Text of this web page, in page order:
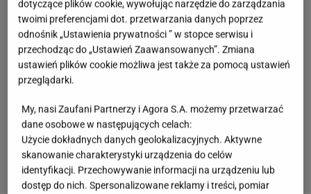
dotyczące plików cookie, wywołując narzędzie do zarządzania
twoimi preferencjami dot. przetwarzania danych poprzez
odnośnik „Ustawienia prywatności ” w stopce serwisu i
przechodząc do „Ustawień Zaawansowanych”. Zmiana
ustawień plików cookie możliwa jest także za pomocą ustawień
przeglądarki.
My, nasi Zaufani Partnerzy i Agora S.A. możemy przetwarzać
dane osobowe w następujących celach:
Użycie dokładnych danych geolokalizacyjnych. Aktywne
skanowanie charakterystyki urządzenia do celów
identyfikacji. Przechowywanie informacji na urządzeniu lub
dostęp do nich. Spersonalizowane reklamy i treści, pomiar